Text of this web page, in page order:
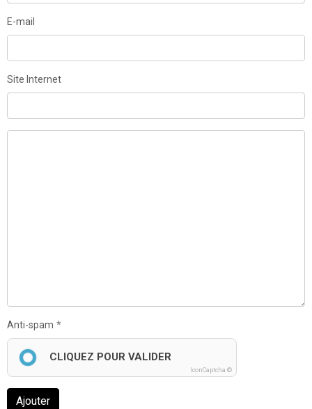
E-mail
Site Internet
Anti-spam
CLIQUEZ POUR VALIDER
IconCaptcha ©
Ajouter